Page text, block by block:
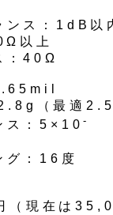
ンス：1dB以
以上
：40Ω
（最適
ス：5×10-
グ：16度
（現在は